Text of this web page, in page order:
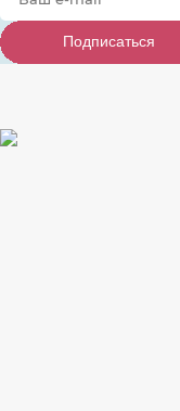
Подписаться
Подписаться
Подписаться